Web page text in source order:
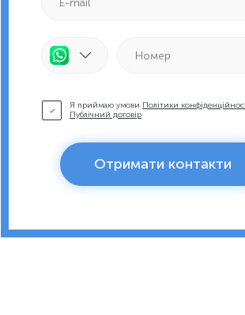
Я приймаю умови Політики
Публічний договір
Отримати контакти